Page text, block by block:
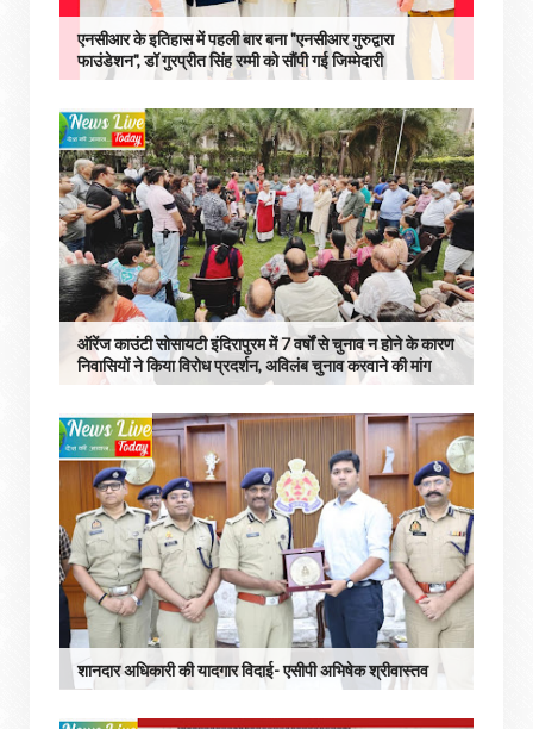
एनसीआर के इतिहास में पहली बार बना "एनसीआर गुरुद्वारा
फाउंडेशन", डॉ गुरप्रीत सिंह रम्मी को सौंपी गई जिम्मेदारी
ऑरेंज काउंटी सोसायटी इंदिरापुरम में 7 वर्षों से चुनाव न होने के कारण
निवासियों ने किया विरोध प्रदर्शन, अविलंब चुनाव करवाने की मांग
शानदार अधिकारी की यादगार विदाई- एसीपी अभिषेक श्रीवास्तव